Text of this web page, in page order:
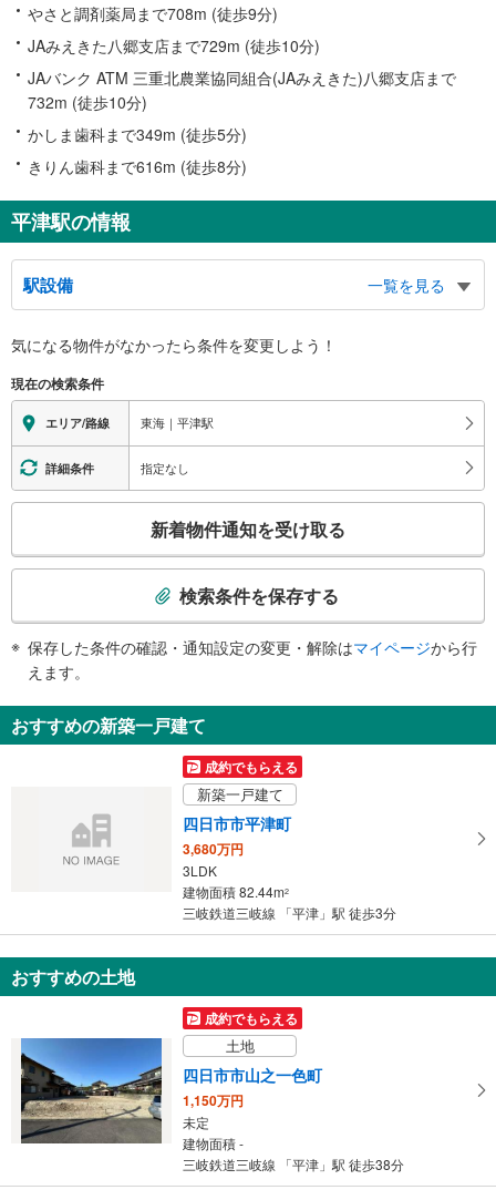
やさと調剤薬局まで708m (徒歩9分)
JAみえきた八郷支店まで729m (徒歩10分)
JAバンク ATM 三重北農業協同組合(JAみえきた)八郷支店まで
732m (徒歩10分)
かしま歯科まで349m (徒歩5分)
きりん歯科まで616m (徒歩8分)
平津駅の情報
駅設備
一覧を見る
※段差なしでの移動経路
地上⇔改札⇔ホーム：○
スロープ
・ホーム⇔構内踏切
・駅舎⇔地上
気になる物件がなかったら条件を変更しよう！
現在の検索条件
エリア/路線 東海｜平津駅
詳細条件 指定なし
検
知
を
マ
イ
ペ
ジ
に
保
存
す
新着物件通知を受け取る
検索条件を保存する
保存した条件の確認・通知設定の変更・解除はマイページから行
えます。
おすすめの新築一戸建て
成約でもらえる
新築一戸建て
四日市市平津町
3,680万円
3LDK
建物面積 82.44m2
三岐鉄道三岐線 「平津」駅 徒歩3分
おすすめの土地
成約でもらえる
土地
四日市市山之一色町
1,150万円
未定
建物面積 -
三岐鉄道三岐線 「平津」駅 徒歩38分